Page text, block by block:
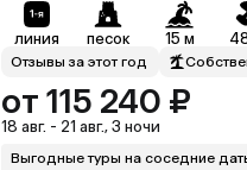
линия песок 15 м
Отзывы за этот год
от 115 240 ₽
18 авг. - 21 авг., 3 ночи
Выгодные туры на соседние